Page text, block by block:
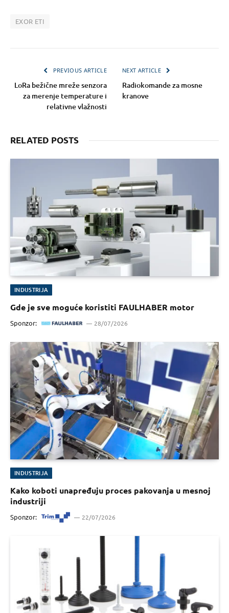
EXOR ETI
PREVIOUS ARTICLE
LoRa bežične mreže senzora
za merenje temperature i
relativne vlažnosti
NEXT ARTICLE
Radiokomande za mosne
kranove
RELATED POSTS
INDUSTRIJA
Gde je sve moguće koristiti FAULHABER motor
Sponzor: 28/07/2026
INDUSTRIJA
Kako koboti unapređuju proces pakovanja u mesnoj
industriji
Sponzor: 22/07/2026